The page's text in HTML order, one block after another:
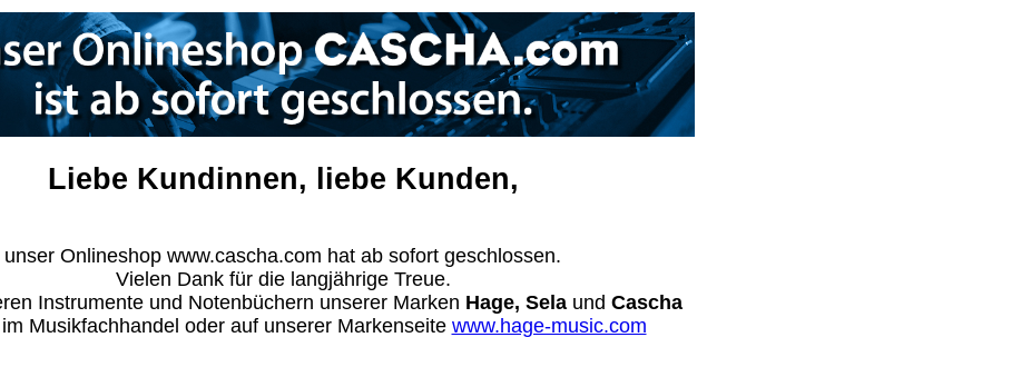
Liebe Kundinnen, liebe Kunden,
unser Onlineshop www.cascha.com hat ab sofort geschlossen.
Vielen Dank für die langjährige Treue.
Instrumente und Notenbüchern unserer Marken Hage, Selaund Cascha
Musikfachhandel oder auf unserer Markenseite www.hage-music.com